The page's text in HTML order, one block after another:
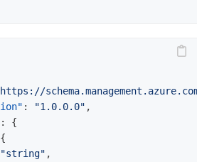
: "1.0.0.0" ,
:
{
{
"string" ,